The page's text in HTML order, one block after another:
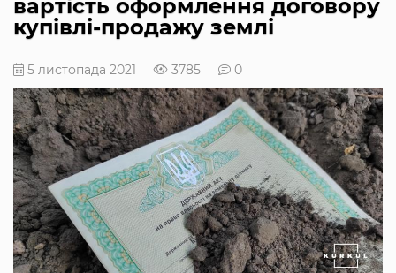
вартість оформлення договору
купівлі-продажу землі
5 листопада 2021 3785 0